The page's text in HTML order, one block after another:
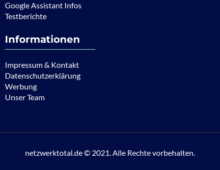
Google Assistant Infos
Testberichte
Informationen
Impressum & Kontakt
Datenschutzerklärung
Werbung
Unser Team
netzwerktotal.de © 2021. Alle Rechte vorbehalten.